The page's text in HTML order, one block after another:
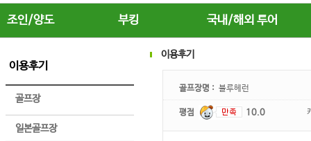
조인/양도 부킹 국내/해외 투어
이용후기
골프장
일본골프장
이용후기
골프장명 : 블루헤런
평점 10.0